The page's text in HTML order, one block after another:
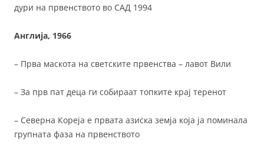
дури на првенството во САД 1994
Англија, 1966
– Прва маскота на светските првенства – лавот Вили
– За прв пат деца ги собираат топките крај теренот
– Северна Кореја е првата азиска земја која ја поминала
групната фаза на првенството